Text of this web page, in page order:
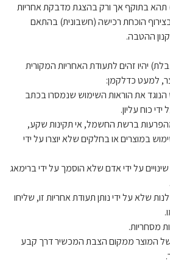
תהא בתוקף אך ורק בהצגת מדבקת אחריות
בצירוף הוכחת רכישה (חשבונית) בהתאם
ההטבה.
יהיו זהים לתעודת האחריות המקורית
למעט כדלקמן:
הנוגד את הוראות השימוש שנמסרו בכתב
כוח עליון.
ברשת החשמל, אי תקינות שקע,
במוצרים או בחלקים שלא יוצרו על ידי
על ידי אדם שלא הוסמך על ידי ברימאג
שלא על ידי נותן תעודת אחריות זו, שליחו
מסחריות.
המוצר ממקום הצבת המכשיר דרך קבע